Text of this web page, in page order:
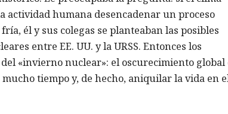
actividad humana desencadenar un proceso
él y sus colegas se planteaban las posibles
entre EE. UU. y la URSS. Entonces los
«invierno nuclear»: el oscurecimiento global
tiempo y, de hecho, aniquilar la vida en